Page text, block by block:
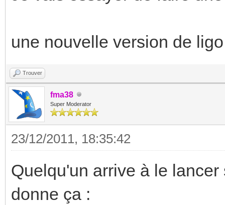
une nouvelle version de
Trouver
fma38
Super Moderator
23/12/2011, 18:35:42
Quelqu'un arrive à le
donne ça :